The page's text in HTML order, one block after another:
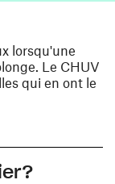
lorsqu'une
Le CHUV
qui en ont le